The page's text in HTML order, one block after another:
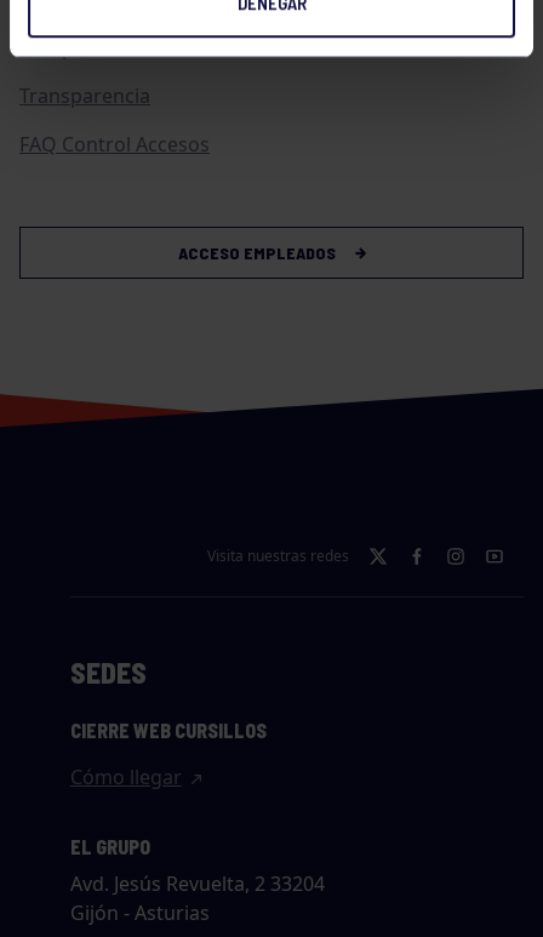
Compras
Transparencia
FAQ Control Accesos
ACCESO EMPLEADOS
Visita nuestras redes
SEDES
CIERRE WEB CURSILLOS
Cómo llegar
EL GRUPO
Avd. Jesús Revuelta, 2 33204
Gijón - Asturias